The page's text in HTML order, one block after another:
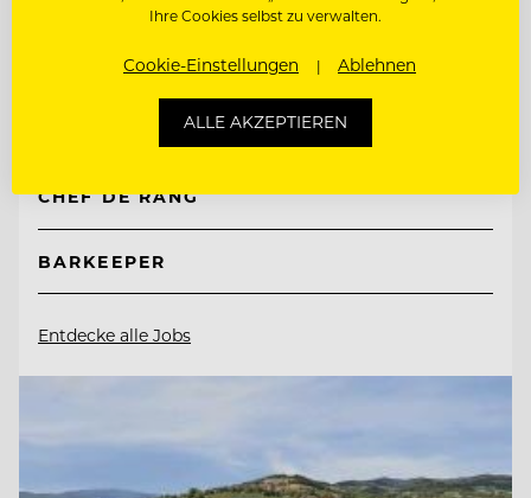
72270 Baiersbronn, Deutschland
CHEF DE RANG
BARKEEPER
Entdecke alle Jobs
Ihre Cookies selbst zu verwalten.
Cookie-Einstellungen Ablehnen
ALLE AKZEPTIEREN